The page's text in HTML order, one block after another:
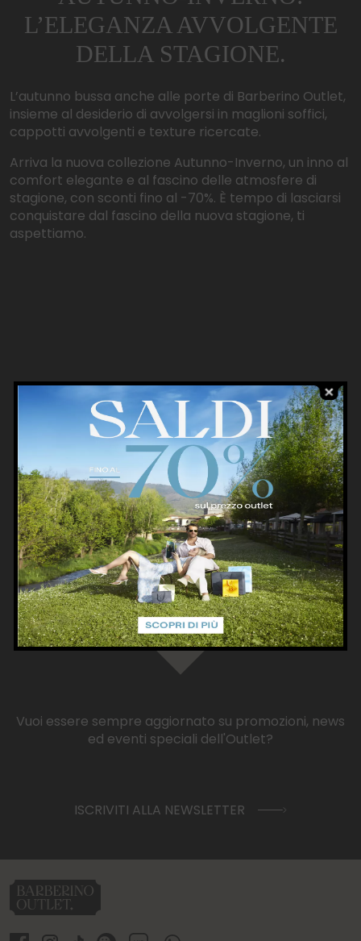
Domenicadalle10:00alle20:00
L’ELEGANZA AVVOLGENTE
DELLA STAGIONE.
L’autunno bussa anche alle porte di Barberino Outlet,
insieme al desiderio di avvolgersi in maglioni soffici,
cappotti avvolgenti e texture ricercate.
Arriva la nuova collezione Autunno-Inverno, un inno al
comfort elegante e al fascino delle atmosfere di
stagione, con sconti fino al -70%. È tempo di lasciarsi
conquistare dal fascino della nuova stagione, ti
aspettiamo.
Condividi su
Vuoi essere sempre aggiornato su promozioni, news
ed eventi speciali dell'Outlet?
ISCRIVITI ALLA NEWSLETTER